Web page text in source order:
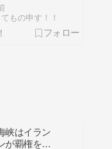
強行抗
もの申す！！
峡はイラン
が覇権を握